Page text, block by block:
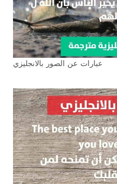
عبارات عن الصور بالانجليزي